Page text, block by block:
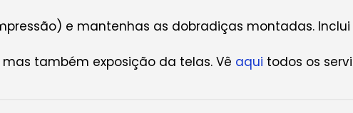
e mantenhas as dobradiças montadas.
também exposição da telas. Vê aqui todos os